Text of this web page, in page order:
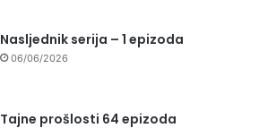
Nasljednik serija – 1 epizoda
06/06/2026
Tajne prošlosti 64 epizoda